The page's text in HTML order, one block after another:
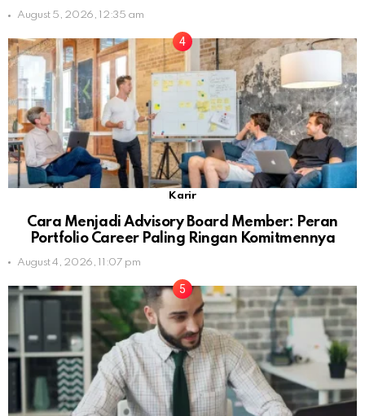
August 5, 2026, 12:35 am
Karir
Cara Menjadi Advisory Board Member: Peran
Portfolio Career Paling Ringan Komitmennya
August 4, 2026, 11:07 pm